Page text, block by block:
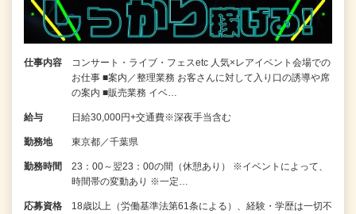
仕事内容
コンサート・ライブ・フェスetc 人気×レアイベント会場での
お仕事 ■案内／整理業務 お客さんに対して入り口の誘導や席
の案内 ■販売業務 イベ…
給与 日給30,000円+交通費※深夜手当含む
勤務地 東京都／千葉県
勤務時間
23：00～翌23：00の間（休憩あり） ※イベントによって、
時間帯の変動あり ※一定…
応募資格
18歳以上（労働基準法第61条による）、経験・学歴は一切不